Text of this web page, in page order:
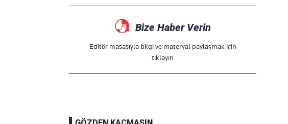
Bize Haber Verin
Editör masasıyla bilgi ve materyal paylaşmak için
tıklayın